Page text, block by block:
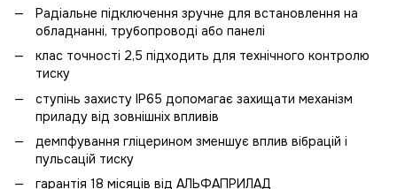
Радіальне підключення зручне для встановлення на
обладнанні, трубопроводі або панелі
клас точності 2,5 підходить для технічного контролю
тиску
ступінь захисту IP65 допомагає захищати механізм
приладу від зовнішніх впливів
демпфування гліцерином зменшує вплив вібрацій і
пульсацій тиску
гарантія 18 місяців від АЛЬФАПРИЛАД